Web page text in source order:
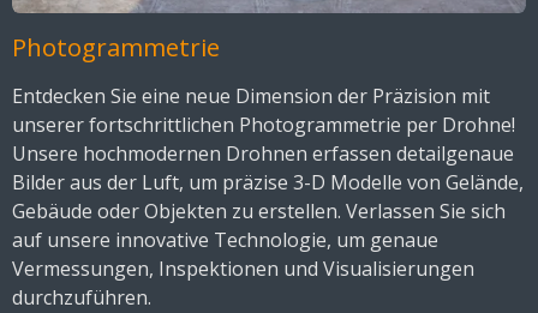
Photogrammetrie
Entdecken Sie eine neue Dimension der Präzision mit
unserer fortschrittlichen Photogrammetrie per Drohne!
Unsere hochmodernen Drohnen erfassen detailgenaue
Bilder aus der Luft, um präzise 3-D Modelle von Gelände,
Gebäude oder Objekten zu erstellen. Verlassen Sie sich
auf unsere innovative Technologie, um genaue
Vermessungen, Inspektionen und Visualisierungen
durchzuführen.